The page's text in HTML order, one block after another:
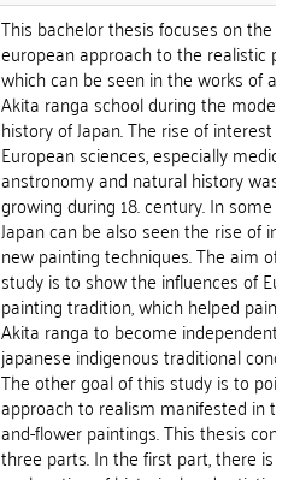
This bachelor thesis focuses on the
european approach to the realistic
which can be seen in the works of
Akita ranga school during the modern
history of Japan. The rise of interest in
European sciences, especially
anstronomy and natural history was
growing during 18. century. In some
Japan can be also seen the rise of
new painting techniques. The aim of
study is to show the influences of
painting tradition, which helped
Akita ranga to become independent
japanese indigenous traditional
The other goal of this study is to
approach to realism manifested in
and-flower paintings. This thesis
three parts. In the first part, there is